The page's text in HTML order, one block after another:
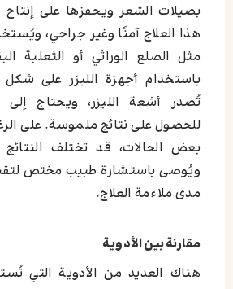
بصيلات الشعر ويحفزها على
هذا العلاج آمنًا وغير جراحي،
مثل الصلع الوراثي أو الثعلبة
باستخدام أجهزة الليزر على
تُصدر أشعة الليزر، ويحتاج
للحصول على نتائج ملموسة. على
بعض الحالات، قد تختلف
ويُوصى باستشارة طبيب مختص
مدى ملاءمة العلاج.
مقارنة بين الأدوية
هناك العديد من الأدوية التي